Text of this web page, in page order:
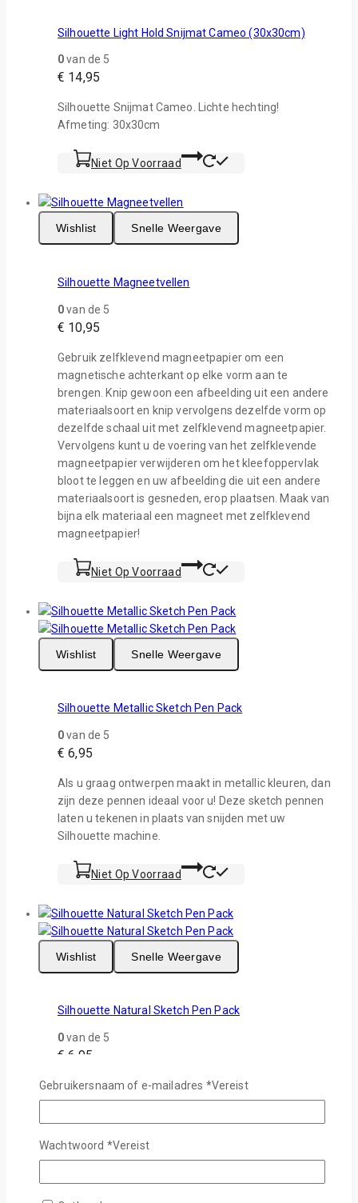
Silhouette Light Hold Snijmat Cameo (30x30cm)
0van de 5
€ 14,95
Silhouette Snijmat Cameo. Lichte hechting!
Afmeting: 30x30cm
Niet Op Voorraad
Wishlist Snelle Weergave
Silhouette Magneetvellen
0van de 5
€ 10,95
Gebruik zelfklevend magneetpapier om een
magnetische achterkant op elke vorm aan te
brengen. Knip gewoon een afbeelding uit een andere
materiaalsoort en knip vervolgens dezelfde vorm op
dezelfde schaal uit met zelfklevend magneetpapier.
Vervolgens kunt u de voering van het zelfklevende
magneetpapier verwijderen om het kleefoppervlak
bloot te leggen en uw afbeelding die uit een andere
materiaalsoort is gesneden, erop plaatsen. Maak van
bijna elk materiaal een magneet met zelfklevend
magneetpapier!
Niet Op Voorraad
Wishlist Snelle Weergave
Silhouette Metallic Sketch Pen Pack
0van de 5
€ 6,95
Als u graag ontwerpen maakt in metallic kleuren, dan
zijn deze pennen ideaal voor u! Deze sketch pennen
laten u tekenen in plaats van snijden met uw
Silhouette machine.
Niet Op Voorraad
Wishlist Snelle Weergave
Silhouette Natural Sketch Pen Pack
0van de 5
€ 6,95
Als u graag ontwerpen maakt in natuurlijke kleuren,
dan zijn deze pennen ideaal voor u! Deze sketch
pennen laten u tekenen in plaats van snijden met uw
Silhouette machine.
Gebruikersnaam of e-mailadres *Vereist
Wachtwoord *Vereist